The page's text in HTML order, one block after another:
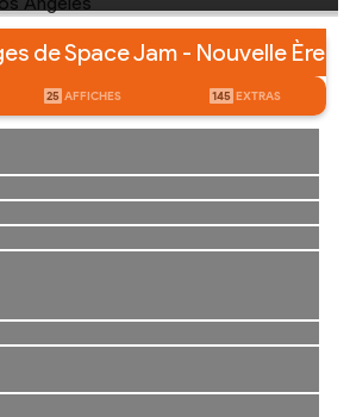
de Space Jam - Nouvelle Ère
25 AFFICHES 145 EXTRAS